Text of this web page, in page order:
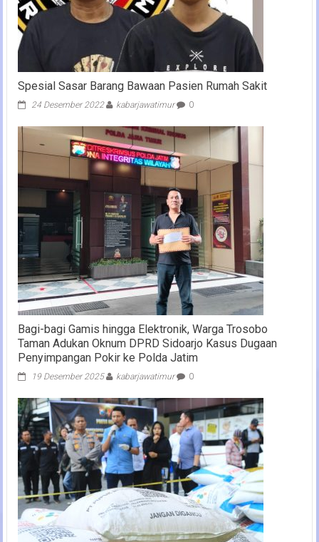
Spesial Sasar Barang Bawaan Pasien Rumah Sakit
24 Desember 2022 kabarjawatimur 0
Bagi-bagi Gamis hingga Elektronik, Warga Trosobo
Taman Adukan Oknum DPRD Sidoarjo Kasus Dugaan
Penyimpangan Pokir ke Polda Jatim
19 Desember 2025 kabarjawatimur 0